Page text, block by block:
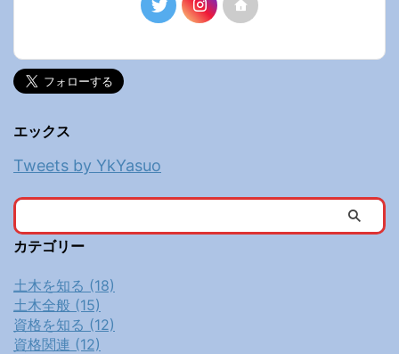
エックス
Tweets by YkYasuo
カテゴリー
土木を知る (18)
土木全般 (15)
資格を知る (12)
資格関連 (12)